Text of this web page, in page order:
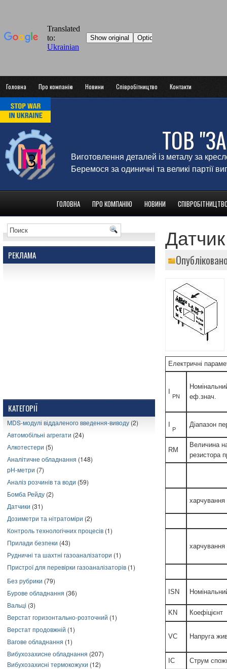
Головна Про компанію Новини Співробітництво Контакти
ТОВ
Виготовлення деталей із металу за
Беремося за одиничні та великі партії
ГОЛОВНА ПРО КОМПАНІЮ НОВИНИ
РЕКЛАМА
КАТЕГОРІЇ
MDS-модулі віддаленого введення-виводу (2)
Автомобільні агрегати (24)
Алкотестери (5)
Аналітичне обладнання (148)
pH-метри (7)
Аналіз розчинів та води (59)
Бомба Рейду (2)
Датчики (31)
Дозиметри та нітратоміри (2)
Контроль технологічних процесів (1)
Прилади безпеки (43)
Рудничні та шахтні газоаналізатори (1)
Пристрої для перевірки газоаналізаторів (1)
Без рубрики (79)
Бурове обладнання (36)
Вальці (3)
Верстат горизонтально-розточний (1)
Верстат продовжній (1)
Вагове обладнання (1)
Вибухозахисне обладнання (207)
Вибухозахисні термокожухи (12)
Електричні
PN
еф.знач.
P
Діапазон
RM
Величина
резистора
ISN
KN Коефіцієнт
VC Напруга
IC Струм